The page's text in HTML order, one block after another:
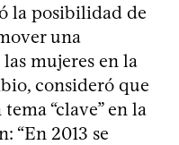
la posibilidad de
una
mujeres en la
consideró que
“clave” en la
“En 2013 se